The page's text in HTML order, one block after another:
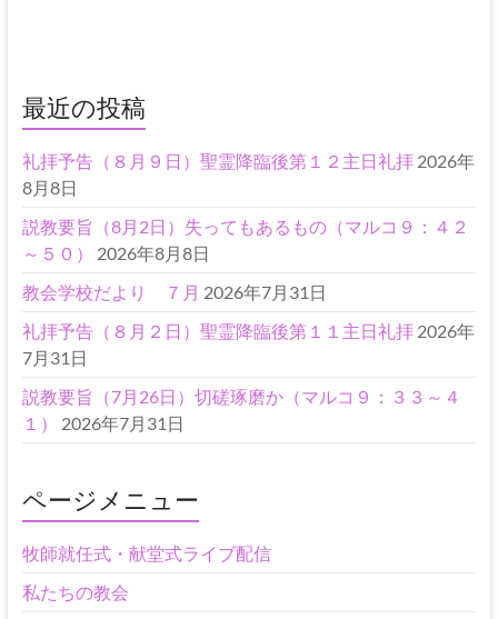
最近の投稿
礼拝予告（８月９日）聖霊降臨後第１２主日礼拝 2026年
8月8日
説教要旨（8月2日）失ってもあるもの（マルコ９：４２
～５０）
2026年8月8日
教会学校だより ７月 2026年7月31日
礼拝予告（８月２日）聖霊降臨後第１１主日礼拝 2026年
7月31日
説教要旨（7月26日）切磋琢磨か（マルコ９：３３～４
１）
2026年7月31日
ページメニュー
牧師就任式・献堂式ライブ配信
私たちの教会